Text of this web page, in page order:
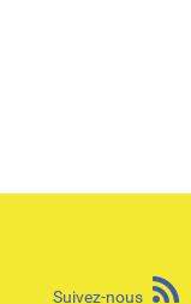
Suivez-nous